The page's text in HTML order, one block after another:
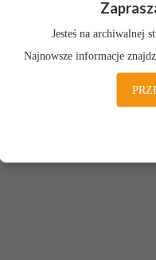
Jesteś na archiwalnej
Najnowsze informacje